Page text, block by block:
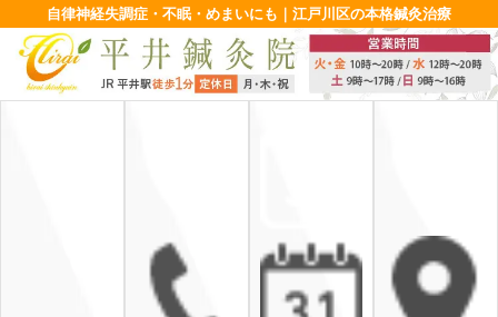
自律神経失調症・不眠・めまいにも｜江戸川区の本格鍼灸治療